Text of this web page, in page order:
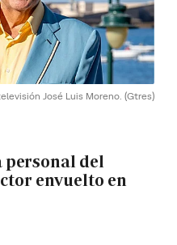
José Luis Moreno. (Gtres)
personal del
envuelto en